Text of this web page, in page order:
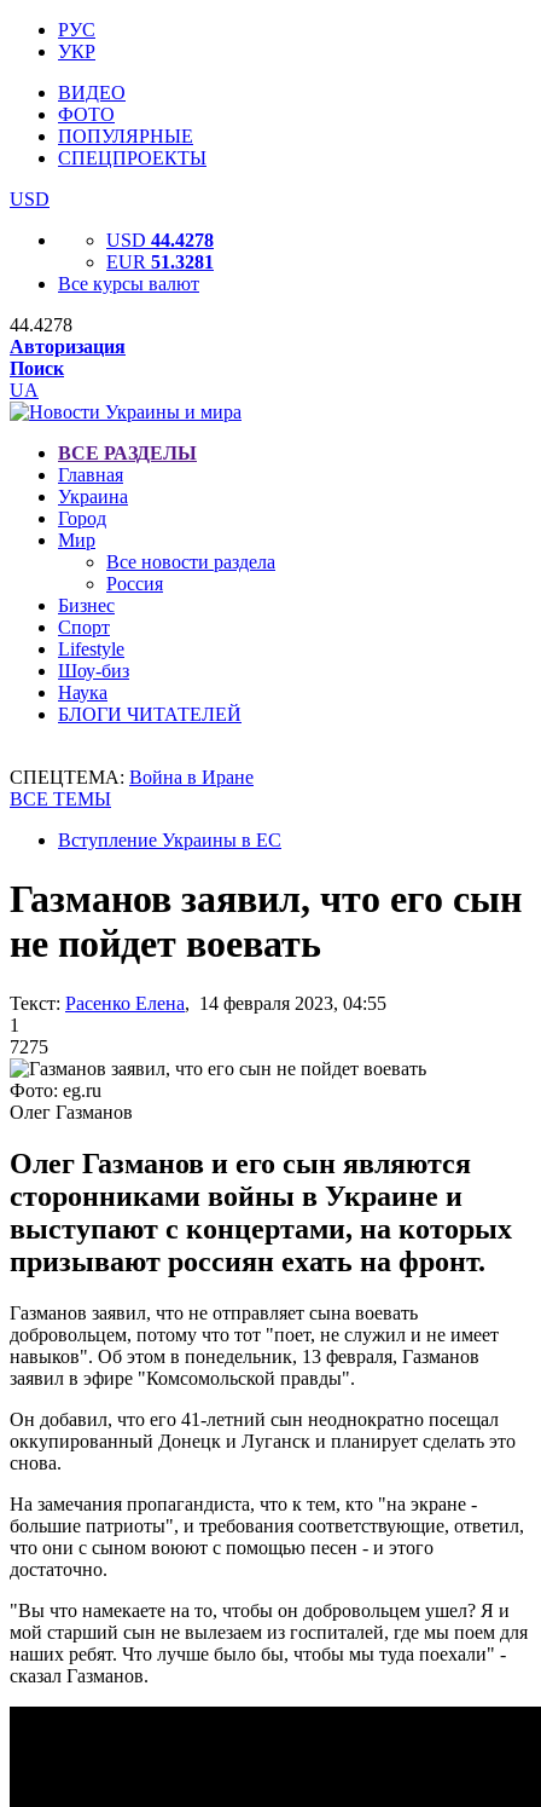
РУС
УКР
ВИДЕО
ФОТО
ПОПУЛЯРНЫЕ
СПЕЦПРОЕКТЫ
USD
USD 44.4278
EUR 51.3281
Все курсы валют
44.4278
Авторизация
Поиск
UA
ВСЕ РАЗДЕЛЫ
Главная
Украина
Город
Мир
Все новости раздела
Россия
Бизнес
Спорт
Lifestyle
Шоу-биз
Наука
БЛОГИ ЧИТАТЕЛЕЙ
СПЕЦТЕМА: Война в Иране
ВСЕ ТЕМЫ
Вступление Украины в ЕС
Газманов заявил, что его сын
не пойдет воевать
Текст: Расенко Елена, 14 февраля 2023, 04:55
1
7275
Фото: eg.ru
Олег Газманов
Олег Газманов и его сын являются
сторонниками войны в Украине и
выступают с концертами, на которых
призывают россиян ехать на фронт.
Газманов заявил, что не отправляет сына воевать
добровольцем, потому что тот "поет, не служил и не имеет
навыков". Об этом в понедельник, 13 февраля, Газманов
заявил в эфире "Комсомольской правды".
Он добавил, что его 41-летний сын неоднократно посещал
оккупированный Донецк и Луганск и планирует сделать это
снова.
На замечания пропагандиста, что к тем, кто "на экране -
большие патриоты", и требования соответствующие, ответил,
что они с сыном воюют с помощью песен - и этого
достаточно.
"Вы что намекаете на то, чтобы он добровольцем ушел? Я и
мой старший сын не вылезаем из госпиталей, где мы поем для
наших ребят. Что лучше было бы, чтобы мы туда поехали" -
сказал Газманов.